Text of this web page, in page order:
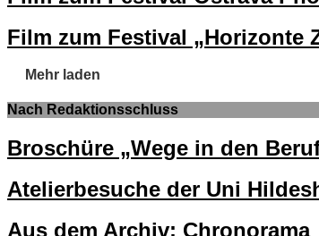
Film zum Festival „Horizonte
Mehr laden
Nach Redaktionsschluss
Broschüre „Wege in den
Atelierbesuche der Uni
Aus dem Archiv: Chronorama